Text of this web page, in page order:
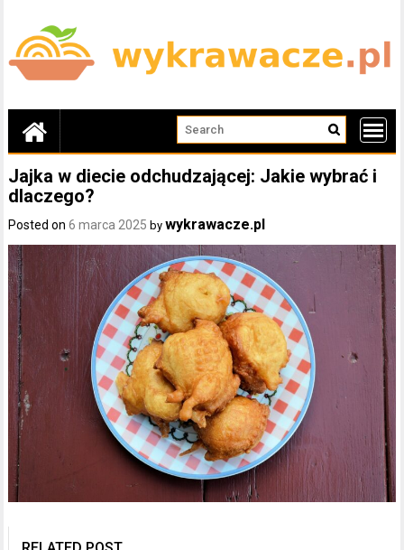
content
Jajka w diecie odchudzającej: Jakie wybrać i
dlaczego?
Posted on6 marca 2025 bywykrawacze.pl